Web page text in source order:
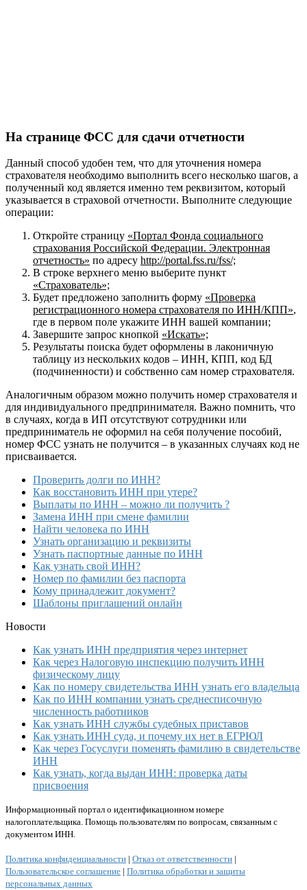
На странице ФСС для сдачи отчетности
Данный способ удобен тем, что для уточнения номера
страхователя необходимо выполнить всего несколько шагов, а
полученный код является именно тем реквизитом, который
указывается в страховой отчетности. Выполните следующие
операции:
Откройте страницу «Портал Фонда социального
страхования Российской Федерации. Электронная
отчетность» по адресу http://portal.fss.ru/fss/;
В строке верхнего меню выберите пункт
«Страхователь»;
Будет предложено заполнить форму «Проверка
регистрационного номера страхователя по ИНН/КПП»,
где в первом поле укажите ИНН вашей компании;
Завершите запрос кнопкой «Искать»;
Результаты поиска будет оформлены в лаконичную
таблицу из нескольких кодов – ИНН, КПП, код БД
(подчиненности) и собственно сам номер страхователя.
Аналогичным образом можно получить номер страхователя и
для индивидуального предпринимателя. Важно помнить, что
в случаях, когда в ИП отсутствуют сотрудники или
предприниматель не оформил на себя получение пособий,
номер ФСС узнать не получится – в указанных случаях код не
присваивается.
Проверить долги по ИНН?
Как восстановить ИНН при утере?
Выплаты по ИНН – можно ли получить ?
Замена ИНН при смене фамилии
Найти человека по ИНН
Узнать организацию и реквизиты
Узнать паспортные данные по ИНН
Как узнать свой ИНН?
Номер по фамилии без паспорта
Кому принадлежит документ?
Шаблоны приглашений онлайн
Новости
Как узнать ИНН предприятия через интернет
Как через Налоговую инспекцию получить ИНН
физическому лицу
Как по номеру свидетельства ИНН узнать его владельца
Как по ИНН компании узнать среднесписочную
численность работников
Как узнать ИНН службы судебных приставов
Как узнать ИНН суда, и почему их нет в ЕГРЮЛ
Как через Госуслуги поменять фамилию в свидетельстве
ИНН
Как узнать, когда выдан ИНН: проверка даты
присвоения
Информационный портал о идентификационном номере
налогоплательщика. Помощь пользователям по вопросам, связанным с
документом ИНН.
Политика конфиденциальности | Отказ от ответственности |
Пользовательское соглашение | Политика обработки и защиты
персональных данных